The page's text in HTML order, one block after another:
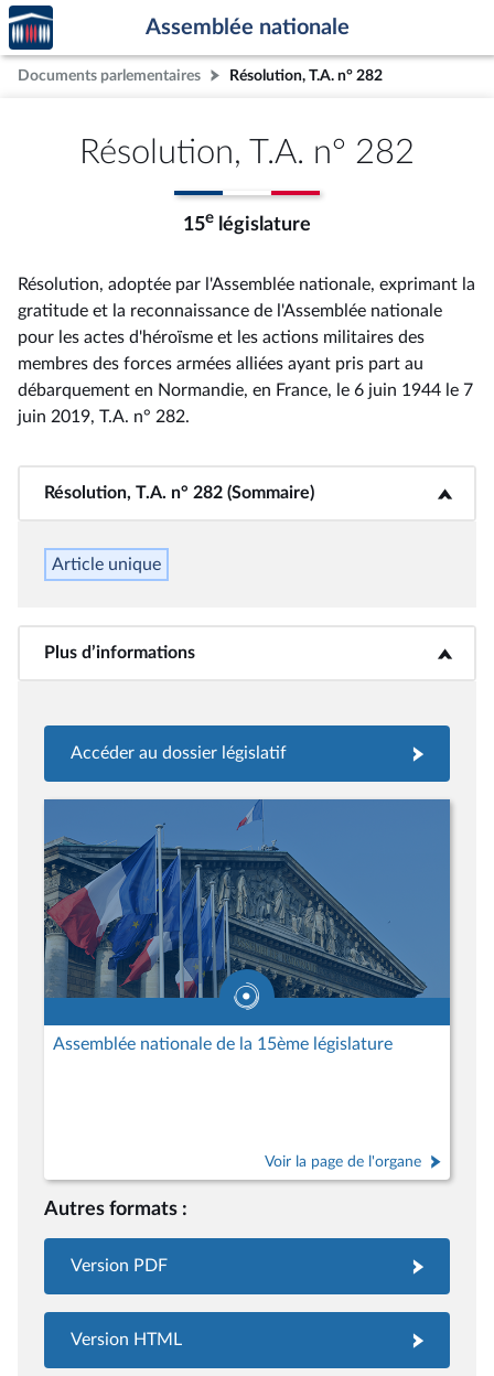
Aller au contenu
Aller en bas de la page
Accèder
à la
page
d'accueil
Assemblée nationale
Documents parlementaires Résolution, T.A. n° 282
Résolution, T.A. n° 282
15e législature
Résolution, adoptée par l'Assemblée nationale, exprimant la
gratitude et la reconnaissance de l'Assemblée nationale
pour les actes d'héroïsme et les actions militaires des
membres des forces armées alliées ayant pris part au
débarquement en Normandie, en France, le 6 juin 1944 le 7
juin 2019, T.A. n° 282.
Résolution, T.A. n° 282 (Sommaire)
<b>Résolution, T.A. n° 282 (Sommaire)</b>
Article unique
Plus d’informations<b>Plus d’informations</b>
Accéder au dossier législatif
Assemblée nationale de la 15ème législature
Voir la page de l'organe
Autres formats :
Version PDF
Version HTML